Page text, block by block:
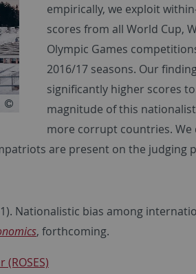
empirically, we exploit
scores from all World Cup,
Olympic Games
2016/17 seasons. Our
significantly higher scores
magnitude of this
more corrupt countries.
are present on the judging
Nationalistic bias among
, forthcoming.